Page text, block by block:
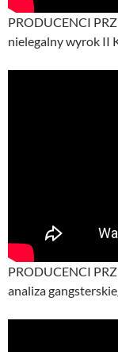
PRODUCENCI
nielegalny wyrok II
PRODUCENCI
analiza